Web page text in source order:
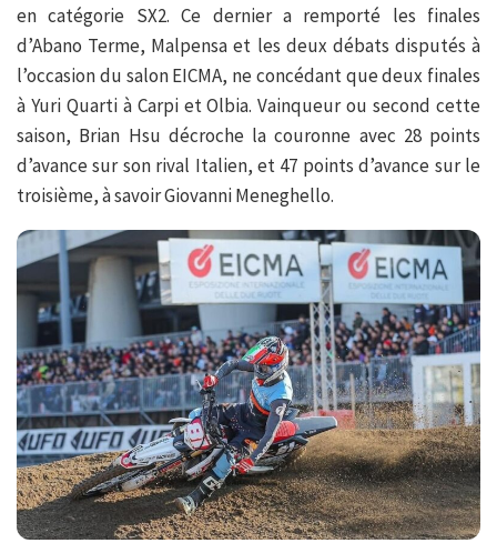
en catégorie SX2. Ce dernier a remporté les finales
d’Abano Terme, Malpensa et les deux débats disputés à
l’occasion du salon EICMA, ne concédant que deux finales
à Yuri Quarti à Carpi et Olbia. Vainqueur ou second cette
saison, Brian Hsu décroche la couronne avec 28 points
d’avance sur son rival Italien, et 47 points d’avance sur le
troisième, à savoir Giovanni Meneghello.